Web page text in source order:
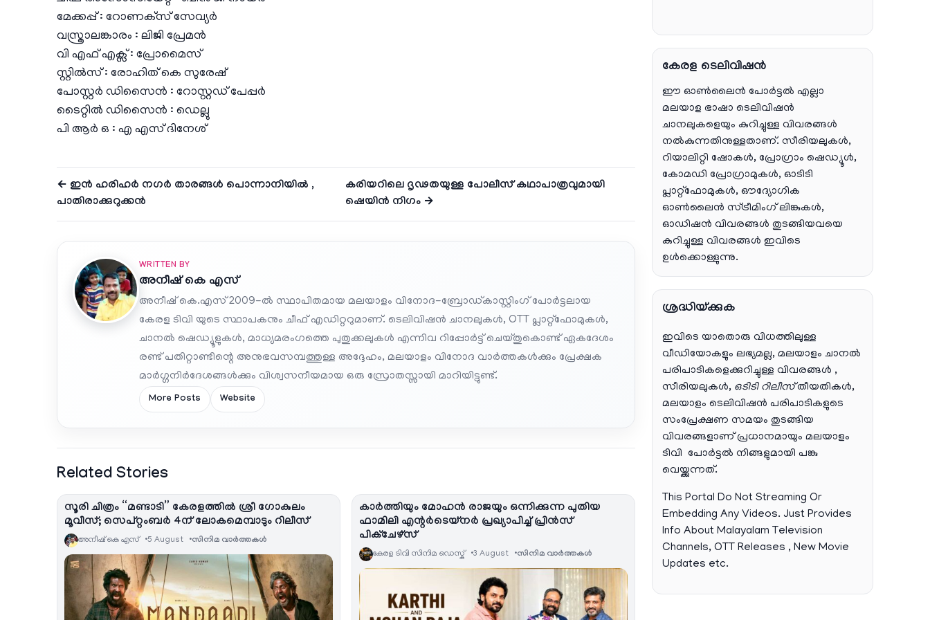
മേക്കപ്പ് : റോണക്‌സ് സേവ്യർ
വസ്ത്രാലങ്കാരം : ലിജി പ്രേമൻ
വി എഫ് എക്സ് : പ്രോമൈസ്
സ്റ്റിൽസ് : രോഹിത് കെ സുരേഷ്
പോസ്റ്റർ ഡിസൈൻ : റോസ്റ്റഡ് പേപ്പർ
ടൈറ്റിൽ ഡിസൈൻ : ഡെല്ലു
പി ആർ ഒ : എ എസ് ദിനേശ്
← ഇൻ ഹരിഹർ നഗർ താരങ്ങൾ പൊന്നാനിയിൽ ,
പാതിരാക്കുറുക്കൻ
കരിയറിലെ ദൃഢതയുള്ള പോലീസ് കഥാപാത്രവുമായി
ഷെയിൻ നിഗം →
WRITTEN BY
അനീഷ്‌ കെ എസ്
അനീഷ് കെ.എസ് 2009-ൽ സ്ഥാപിതമായ മലയാളം വിനോദ-ബ്രോഡ്കാസ്റ്റിംഗ് പോർട്ടലായ
കേരള ടിവി യുടെ സ്ഥാപകനും ചീഫ് എഡിറ്ററുമാണ്. ടെലിവിഷൻ ചാനലുകൾ, OTT പ്ലാറ്റ്‌ഫോമുകൾ,
ചാനൽ ഷെഡ്യൂളുകൾ, മാധ്യമരംഗത്തെ പുതുക്കലുകൾ എന്നിവ റിപ്പോർട്ട് ചെയ്തുകൊണ്ട് ഏകദേശം
രണ്ട് പതിറ്റാണ്ടിന്റെ അനുഭവസമ്പത്തുള്ള അദ്ദേഹം, മലയാളം വിനോദ വാർത്തകൾക്കും പ്രേക്ഷക
മാർഗ്ഗനിർദേശങ്ങൾക്കും വിശ്വസനീയമായ ഒരു സ്രോതസ്സായി മാറിയിട്ടുണ്ട്.
More Posts Website
Related Stories
സൂരി ചിത്രം “മണ്ടാടി” കേരളത്തിൽ ശ്രീ ഗോകുലം
മൂവീസ്; സെപ്റ്റംബർ 4ന് ലോകമെമ്പാടും റിലീസ്
അനീഷ്‌ കെ എസ് 5 August സിനിമ വാര്‍ത്തകള്‍
കാർത്തിയും മോഹൻ രാജയും ഒന്നിക്കുന്ന പുതിയ
ഫാമിലി എന്റർടെയ്‌നർ പ്രഖ്യാപിച്ച് പ്രിൻസ്
പിക്ചേഴ്സ്
കേരള ടിവി സിനിമ ഡെസ്ക് 3 August സിനിമ വാര്‍ത്തകള്‍
കേരള ടെലിവിഷൻ
ഈ ഓൺലൈൻ പോർട്ടൽ എല്ലാ
മലയാള ഭാഷാ ടെലിവിഷൻ
ചാനലുകളെയും കുറിച്ചുള്ള വിവരങ്ങൾ
നൽകുന്നതിനുള്ളതാണ്. സീരിയലുകൾ,
റിയാലിറ്റി ഷോകൾ, പ്രോഗ്രാം ഷെഡ്യൂൾ,
കോമഡി പ്രോഗ്രാമുകൾ, ഓടിടി
പ്ലാറ്റ്‌ഫോമുകൾ, ഔദ്യോഗിക
ഓൺലൈൻ സ്ട്രീമിംഗ് ലിങ്കുകൾ,
ഓഡിഷൻ വിവരങ്ങൾ തുടങ്ങിയവയെ
കുറിച്ചുള്ള വിവരങ്ങൾ ഇവിടെ
ഉൾക്കൊള്ളുന്നു.
ശ്രദ്ധിയ്ക്കുക
ഇവിടെ യാതൊരു വിധത്തിലുള്ള
വീഡിയോകളും ലഭ്യമല്ല, മലയാളം ചാനല്‍
പരിപാടികളെക്കുറിച്ചുള്ള വിവരങ്ങള്‍ ,
സീരിയലുകള്‍, ഒടിടി റിലീസ്തീയതികള്‍,
മലയാളം ടെലിവിഷന്‍ പരിപാടികളുടെ
സംപ്രേക്ഷണ സമയം തുടങ്ങിയ
വിവരങ്ങളാണ് പ്രധാനമായും മലയാളം
ടിവി പോര്‍ട്ടല്‍ നിങ്ങളുമായി പങ്കു
വെയ്ക്കുന്നത്.
This Portal Do Not Streaming Or
Embedding Any Videos. Just Provides
Info About Malayalam Television
Channels, OTT Releases , New Movie
Updates etc.